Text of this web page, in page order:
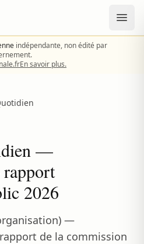
indépendante, non édité par
En savoir plus.
—
2026
—
de la commission